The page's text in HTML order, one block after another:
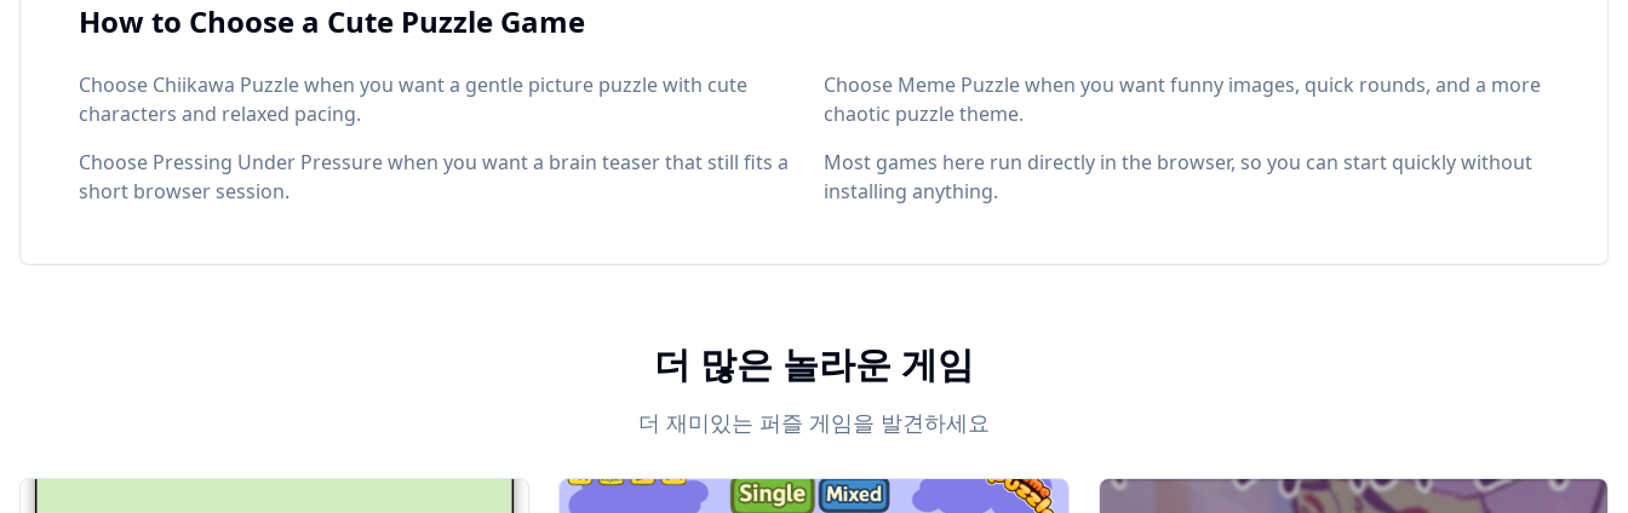
How to Choose a Cute Puzzle Game
Choose Chiikawa Puzzle when you want a gentle picture puzzle with cute
characters and relaxed pacing.
Choose Meme Puzzle when you want funny images, quick rounds, and a more
chaotic puzzle theme.
Choose Pressing Under Pressure when you want a brain teaser that still fits a
short browser session.
Most games here run directly in the browser, so you can start quickly without
installing anything.
더 많은 놀라운 게임
더 재미있는 퍼즐 게임을 발견하세요